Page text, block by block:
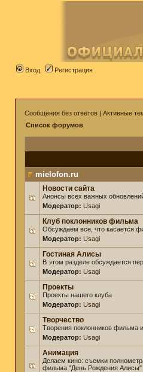
Вход Регистрация
Сообщения без ответов | Активные
Список форумов
mielofon.ru
Новости сайта
Анонсы всех важных
Модератор: Usagi
Клуб поклонников фильма
Обсуждаем все, что касается
Модератор: Usagi
Гостиная Алисы
В этом разделе обсуждается
Модератор: Usagi
Проекты
Проекты нашего клуба
Модератор: Usagi
Творчество
Творения поклонников фильма и
Модератор: Usagi
Анимация
Делаем кино: съемки
фильма "День Рождения Алисы"